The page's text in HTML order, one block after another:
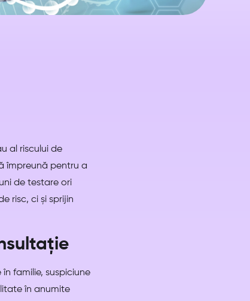
al riscului de
împreună pentru a
de testare ori
risc, ci și sprijin
familie, suspiciune
în anumite